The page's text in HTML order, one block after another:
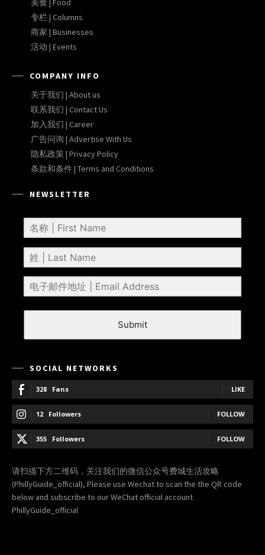
美食 | Food
专栏 | Columns
商家 | Businesses
活动 | Events
COMPANY INFO
关于我们 | About us
联系我们 | Contact Us
加入我们 | Career
广告问询 | Advertise With Us
隐私政策 | Privacy Policy
条款和条件 | Terms and Conditions
NEWSLETTER
Submit
SOCIAL NETWORKS
328 Fans LIKE
12 Followers FOLLOW
355 Followers FOLLOW
请扫描下方二维码，关注我们的微信公众号费城生活攻略
(PhillyGuide_official), Please use Wechat to scan the the QR code
below and subscribe to our WeChat official account
PhillyGuide_official